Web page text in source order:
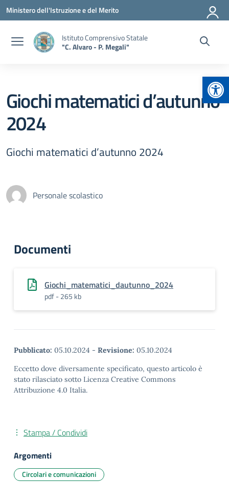
Vai ai contenuti
Vai al menu di navigazione
Vai al footer
Ministero dell'Istruzione e del Merito
Istituto Comprensivo Statale
"C. Alvaro - P. Megali"
Giochi matematici d’autunno
2024
Giochi matematici d’autunno 2024
Personale scolastico
Documenti
Giochi_matematici_dautunno_2024
pdf - 265 kb
Pubblicato: 05.10.2024 - Revisione: 05.10.2024
Eccetto dove diversamente specificato, questo articolo è
stato rilasciato sotto Licenza Creative Commons
Attribuzione 4.0 Italia.
Stampa / Condividi
Argomenti
Circolari e comunicazioni